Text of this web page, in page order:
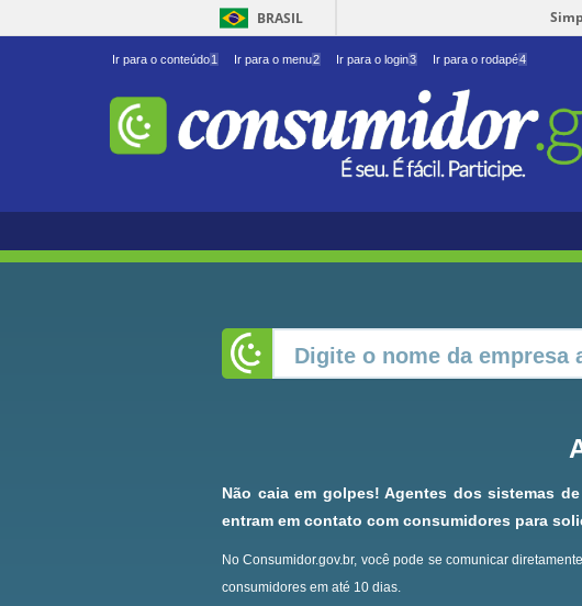
BRASIL
Ir para o conteúdo1 Ir para o menu2 Ir para o login3 Ir para o rodapé4
Não caia em golpes! Agentes dos sistemas
entram em contato com consumidores para
No Consumidor.gov.br, você pode se comunicar
consumidores em até 10 dias.